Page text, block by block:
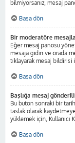
bilmiyorsanız, mesaj
Başa dön
Bir moderatöre
Eğer mesaj panosu
mesaja gidin ve orada
tıklayarak mesaj bildirisi
Başa dön
Başlığa mesaj
Bu buton sonraki bir
taslak olarak
yüklemek için,
Başa dön